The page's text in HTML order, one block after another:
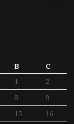
B
C
1
2
8
9
15
16